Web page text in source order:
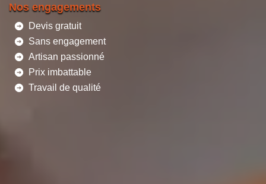
Nos engagements
Devis gratuit
Sans engagement
Artisan passionné
Prix imbattable
Travail de qualité